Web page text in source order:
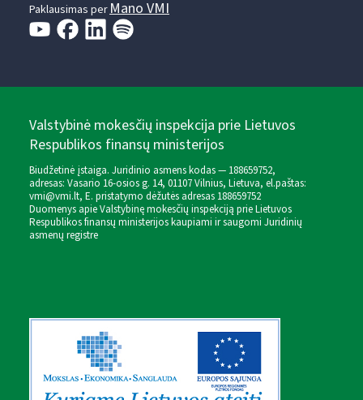
Paklausimas perMano VMI
Valstybinė mokesčių inspekcija prie Lietuvos
Respublikos finansų ministerijos
Biudžetinė įstaiga. Juridinio asmens kodas — 188659752,
adresas: Vasario 16-osios g. 14, 01107 Vilnius, Lietuva, el.paštas:
vmi@vmi.lt, E. pristatymo dėžutės adresas 188659752
Duomenys apie Valstybinę mokesčių inspekciją prie Lietuvos
Respublikos finansų ministerijos kaupiami ir saugomi Juridinių
asmenų registre